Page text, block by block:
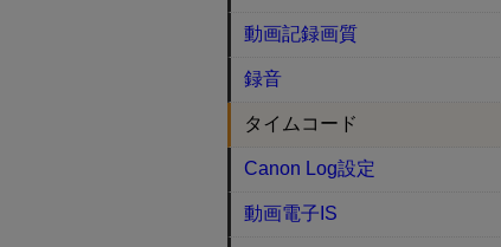
動画記録画質
録音
タイムコード
Canon Log設定
動画電子IS